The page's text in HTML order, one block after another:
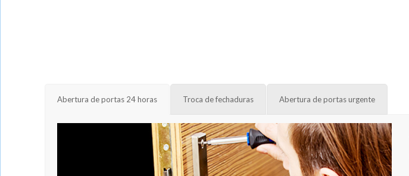
Abertura de portas 24 horas Troca de fechaduras Abertura de portas urgente